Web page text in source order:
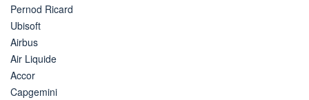
Pernod Ricard
Ubisoft
Airbus
Air Liquide
Accor
Capgemini